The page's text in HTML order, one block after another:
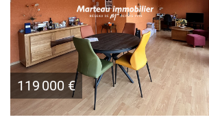
119 000 €